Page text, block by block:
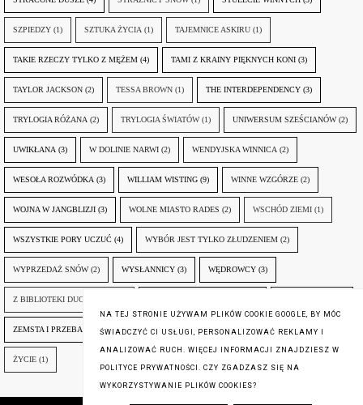
SZPIEDZY (1) SZTUKA ŻYCIA (1) TAJEMNICE ASKIRU (1)
TAKIE RZECZY TYLKO Z MĘŻEM (4) TAMI Z KRAINY PIĘKNYCH KONI (3)
TAYLOR JACKSON (2) TESSA BROWN (1) THE INTERDEPENDENCY (3)
TRYLOGIA RÓŻANA (2) TRYLOGIA ŚWIATÓW (1) UNIWERSUM SZEŚCIANÓW (2)
UWIKŁANA (3) W DOLINIE NARWI (2) WENDYJSKA WINNICA (2)
WESOŁA ROZWÓDKA (3) WILLIAM WISTING (9) WINNE WZGÓRZE (2)
WOJNA W JANGBLIZJI (3) WOLNE MIASTO RADES (2) WSCHÓD ZIEMI (1)
WSZYSTKIE PORY UCZUĆ (4) WYBÓR JEST TYLKO ZŁUDZENIEM (2)
WYPRZEDAŻ SNÓW (2) WYSŁANNICY (3) WĘDROWCY (3)
Z BIBLIOTEKI DUCHA GÓR
ZEMSTA I PRZEBACZENIE (6) ŚLADY ZBRODNI (3) ŻYCIA W ŻYCIU (3)
ŻYCIE (1)
NA TEJ STRONIE UŻYWAM PLIKÓW COOKIE GOOGLE, BY MÓC
ŚWIADCZYĆ CI USŁUGI, PERSONALIZOWAĆ REKLAMY I
ANALIZOWAĆ RUCH. WIĘCEJ INFORMACJI ZNAJDZIESZ W
POLITYCE PRYWATNOŚCI. CZY ZGADZASZ SIĘ NA
WYKORZYSTYWANIE PLIKÓW COOKIES?